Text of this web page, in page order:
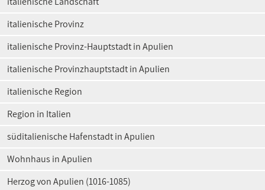
italienische Provinz
italienische Provinz-Hauptstadt in Apulien
italienische Provinzhauptstadt in Apulien
italienische Region
Region in Italien
süditalienische Hafenstadt in Apulien
Wohnhaus in Apulien
Herzog von Apulien (1016-1085)